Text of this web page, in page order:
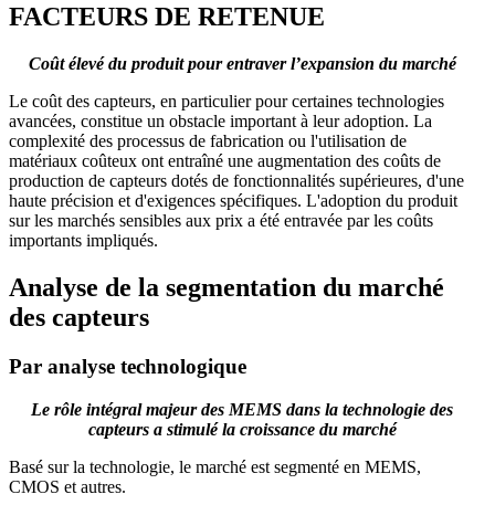
FACTEURS DE RETENUE
Coût élevé du produit pour entraver l’expansion du marché
Le coût des capteurs, en particulier pour certaines technologies
avancées, constitue un obstacle important à leur adoption. La
complexité des processus de fabrication ou l'utilisation de
matériaux coûteux ont entraîné une augmentation des coûts de
production de capteurs dotés de fonctionnalités supérieures, d'une
haute précision et d'exigences spécifiques. L'adoption du produit
sur les marchés sensibles aux prix a été entravée par les coûts
importants impliqués.
Analyse de la segmentation du marché
des capteurs
Par analyse technologique
Le rôle intégral majeur des MEMS dans la technologie des
capteurs a stimulé la croissance du marché
Basé sur la technologie, le marché est segmenté en MEMS,
CMOS et autres.